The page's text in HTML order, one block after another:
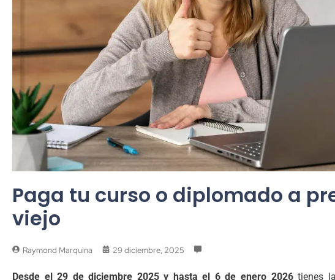
Paga tu curso o diplomado a
viejo
Raymond Marquina 29 diciembre, 2025
Desde el 29 de diciembre 2025 y hasta el 6 de enero 2026tienes